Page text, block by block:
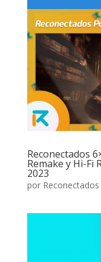
Reconectados
Remake y Hi-Fi
2023
por Reconectados